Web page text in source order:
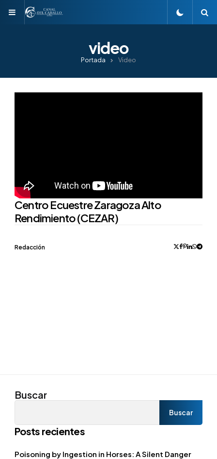
Menu
video
Portada Video
Centro Ecuestre Zaragoza Alto
Rendimiento (CEZAR)
Posted
Redacción
Buscar
Buscar
Posts recientes
Poisoning by Ingestion in Horses: A Silent Danger